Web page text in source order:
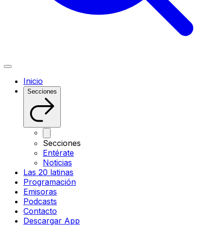
Inicio
Secciones
Secciones
Entérate
Noticias
Las 20 latinas
Programación
Emisoras
Podcasts
Contacto
Descargar App